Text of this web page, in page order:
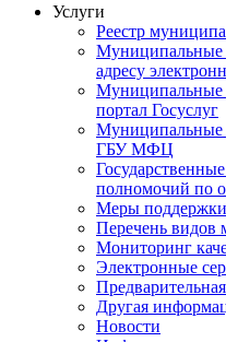
Услуги
Реестр
Муниципальные
адресу
Муниципальные
портал Госуслуг
Муниципальные
ГБУ МФЦ
полномочий по
Меры
Перечень видов
Мониторинг
Электронные
Другая
Новости